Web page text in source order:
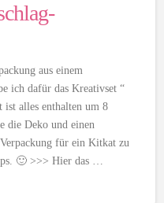
aus einem
ich dafür das Kreativset “
ist alles enthalten um 8
die Deko und einen
für ein Kitkat zu
🙂 >>> Hier das …